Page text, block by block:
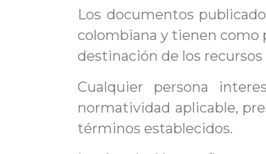
Los documentos
colombiana y tienen como
destinación de los recursos
Cualquier persona
normatividad aplicable,
términos establecidos.